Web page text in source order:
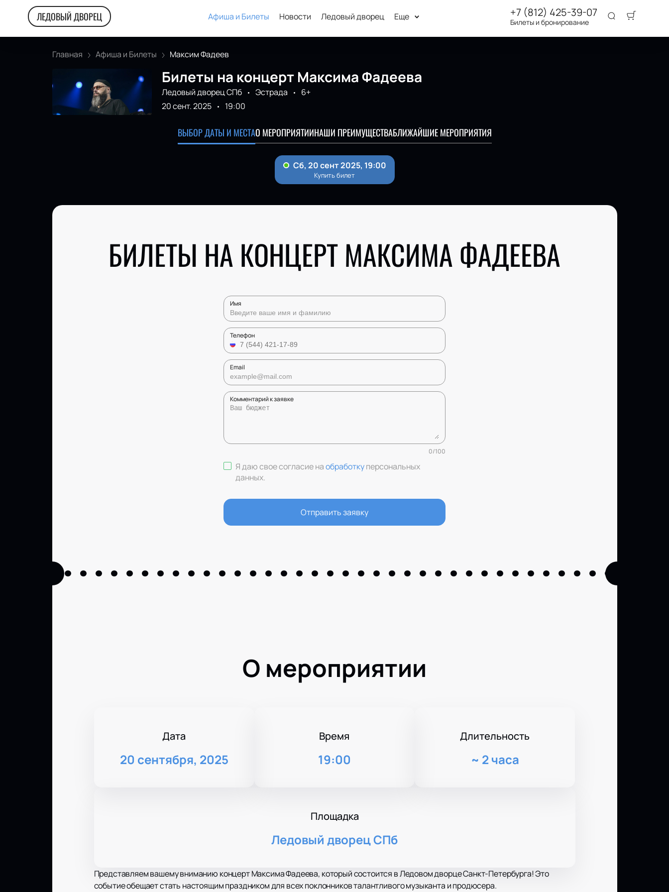
ЛЕДОВЫЙ ДВОРЕЦ Афиша и Билеты Новости Ледовый дворец Еще +7 (812) 425-39-07
Билеты и бронирование
Главная Афиша и Билеты Максим Фадеев
Билеты на концерт Максима Фадеева
Ледовый дворец СПб Эстрада
6+
20 сент. 2025
19:00
ВЫБОР ДАТЫ И МЕСТАО МЕРОПРИЯТИИНАШИ ПРЕИМУЩЕСТВАБЛИЖАЙШИЕ МЕРОПРИЯТИЯ
БИЛЕТЫ НА КОНЦЕРТ МАКСИМА ФАДЕЕВА
Имя
Телефон
Email
Комментарий к заявке
0/100
Я даю свое согласие наобработкуперсональных
данных.
Отправить заявку
О мероприятии
Дата
20 сентября, 2025
Время
19:00
Длительность
~ 2 часа
Площадка
Ледовый дворец СПб
Представляем вашему вниманию концерт Максима Фадеева, который состоится в Ледовом дворце Санкт-Петербурга! Это
событие обещает стать настоящим праздником для всех поклонников талантливого музыканта и продюсера.